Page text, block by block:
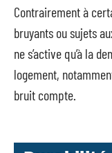
Contrairement à
bruyants ou sujets
ne s’active qu’à la
logement,
bruit compte.